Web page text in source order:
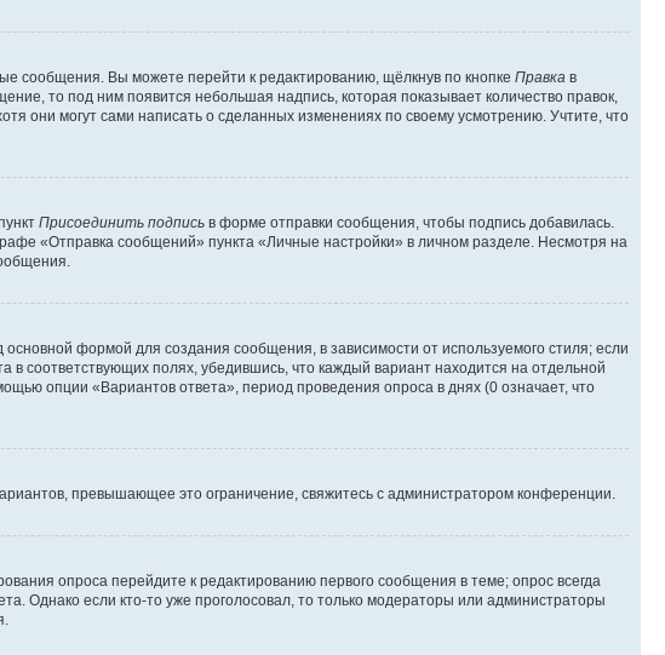
сообщения. Вы можете перейти к редактированию, щёлкнув по кнопке Правка в
то под ним появится небольшая надпись, которая показывает количество правок,
они могут сами написать о сделанных изменениях по своему усмотрению. Учтите, что
Присоединить подпись в форме отправки сообщения, чтобы подпись добавилась.
«Отправка сообщений» пункта «Личные настройки» в личном разделе. Несмотря на
основной формой для создания сообщения, в зависимости от используемого стиля; если
соответствующих полях, убедившись, что каждый вариант находится на отдельной
опции «Вариантов ответа», период проведения опроса в днях (0 означает, что
превышающее это ограничение, свяжитесь с администратором конференции.
опроса перейдите к редактированию первого сообщения в теме; опрос всегда
Однако если кто-то уже проголосовал, то только модераторы или администраторы